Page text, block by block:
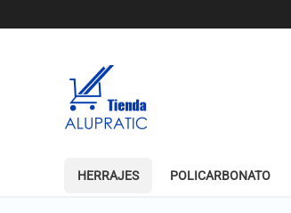
HERRAJES POLICARBONATO